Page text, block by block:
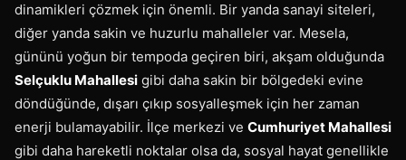
dinamikleri çözmek için önemli. Bir yanda sanayi siteleri,
diğer yanda sakin ve huzurlu mahalleler var. Mesela,
gününü yoğun bir tempoda geçiren biri, akşam olduğunda
Selçuklu Mahallesi gibi daha sakin bir bölgedeki evine
döndüğünde, dışarı çıkıp sosyalleşmek için her zaman
enerji bulamayabilir. İlçe merkezi ve Cumhuriyet Mahallesi
gibi daha hareketli noktalar olsa da, sosyal hayat genellikle